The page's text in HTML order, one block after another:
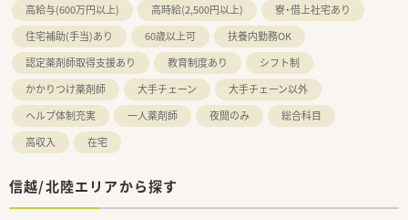
高給与(600万円以上)
高時給(2,500円以上)
寮・借上社宅あり
住宅補助(手当)あり
60歳以上可
扶養内勤務OK
認定薬剤師取得支援あり
教育制度あり
シフト制
かかりつけ薬剤師
大手チェーン
大手チェーン以外
ヘルプ体制充実
一人薬剤師 夜間のみ
総合科目
高収入
在宅
信越/北陸エリアから探す